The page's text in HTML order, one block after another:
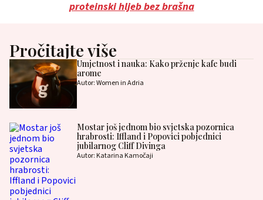
proteinski hljeb bez brašna
Pročitajte više
Umjetnost i nauka: Kako prženje kafe budi
arome
Autor: Women in Adria
Mostar još jednom bio svjetska pozornica
hrabrosti: Iffland i Popovici pobjednici
jubilarnog Cliff Divinga
Autor: Katarina Kamočaji